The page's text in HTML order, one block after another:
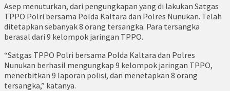
Asep menuturkan, dari pengungkapan yang di lakukan Satgas
TPPO Polri bersama Polda Kaltara dan Polres Nunukan. Telah
ditetapkan sebanyak 8 orang tersangka. Para tersangka
berasal dari 9 kelompok jaringan TPPO.
“Satgas TPPO Polri bersama Polda Kaltara dan Polres
Nunukan berhasil mengungkap 9 kelompok jaringan TPPO,
menerbitkan 9 laporan polisi, dan menetapkan 8 orang
tersangka,” katanya.